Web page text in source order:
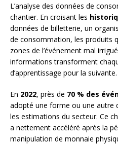
L’analyse des données de
chantier. En croisant les
données de billetterie, un
de consommation, les produits
zones de l’événement mal
informations transforment
d’apprentissage pour la suivante.
En 2022, près de 70 % des
adopté une forme ou une autre
les estimations du secteur. Ce
a nettement accéléré après la
manipulation de monnaie